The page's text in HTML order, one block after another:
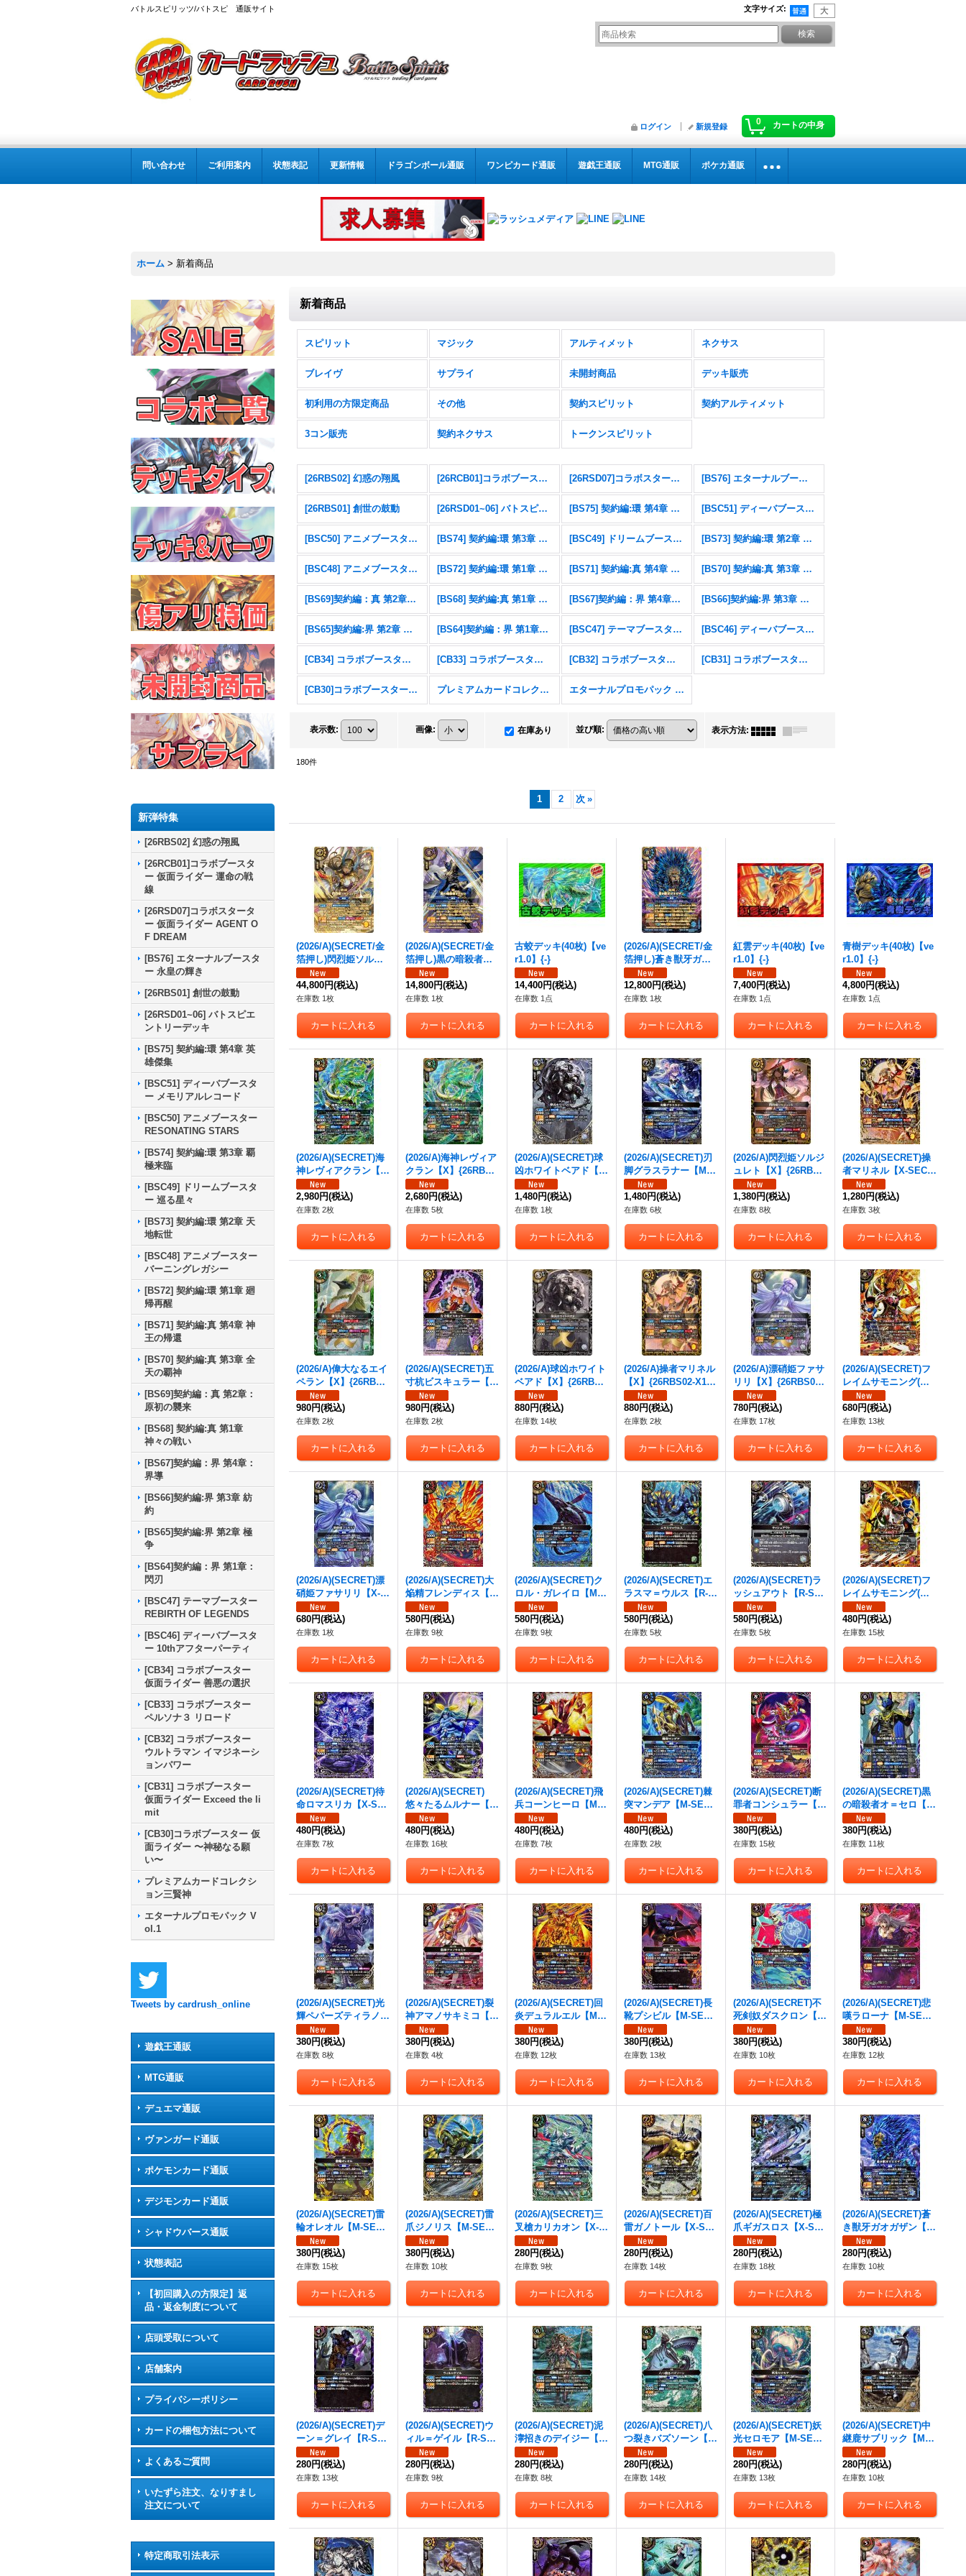
バトルスピリッツ/バトスピ 通販サイト 文字サイズ:
0 カートの中身
ログイン 新規登録
問い合わせ ご利用案内 状態表記 更新情報 ドラゴンボール通販 ワンピカード通販 遊戯王通販 MTG通販 ポケカ通販
ホーム > 新着商品
新弾特集
[26RBS02] 幻惑の翔風
[26RCB01]コラボブースタ
ー 仮面ライダー 運命の戦
線
[26RSD07]コラボスタータ
ー 仮面ライダー AGENT O
F DREAM
[BS76] エターナルブースタ
ー 永皇の輝き
[26RBS01] 創世の鼓動
[26RSD01~06] バトスピエ
ントリーデッキ
[BS75] 契約編:環 第4章 英
雄傑集
[BSC51] ディーバブースタ
ー メモリアルレコード
[BSC50] アニメブースター
RESONATING STARS
[BS74] 契約編:環 第3章 覇
極来臨
[BSC49] ドリームブースタ
ー 巡る星々
[BS73] 契約編:環 第2章 天
地転世
[BSC48] アニメブースター
バーニングレガシー
[BS72] 契約編:環 第1章 廻
帰再醒
[BS71] 契約編:真 第4章 神
王の帰還
[BS70] 契約編:真 第3章 全
天の覇神
[BS69]契約編：真 第2章：
原初の襲来
[BS68] 契約編:真 第1章
神々の戦い
[BS67]契約編：界 第4章：
界導
[BS66]契約編:界 第3章 紡
約
[BS65]契約編:界 第2章 極
争
[BS64]契約編：界 第1章：
閃刃
[BSC47] テーマブースター
REBIRTH OF LEGENDS
[BSC46] ディーバブースタ
ー 10thアフターパーティ
[CB34] コラボブースター
仮面ライダー 善悪の選択
[CB33] コラボブースター
ペルソナ３ リロード
[CB32] コラボブースター
ウルトラマン イマジネーシ
ョンパワー
[CB31] コラボブースター
仮面ライダー Exceed the li
mit
[CB30]コラボブースター 仮
面ライダー 〜神秘なる願
い〜
プレミアムカードコレクシ
ョン三賢神
エターナルプロモパック V
ol.1
Tweets by cardrush_online
遊戯王通販
MTG通販
デュエマ通販
ヴァンガード通販
ポケモンカード通販
デジモンカード通販
シャドウバース通販
状態表記
【初回購入の方限定】返
品・返金制度について
店頭受取について
店舗案内
プライバシーポリシー
カードの梱包方法について
よくあるご質問
いたずら注文、なりすまし
注文について
特定商取引法表示
新着商品
スピリット マジック アルティメット ネクサス
ブレイヴ サプライ 未開封商品 デッキ販売
初利用の方限定商品 その他 契約スピリット 契約アルティメット
3コン販売 契約ネクサス トークンスピリット
[26RBS02] 幻惑の翔風 [26RCB01]コラボブースター 仮面ライダー 運命の戦線 [26RSD07]コラボスターター 仮面ライダー AGENT OF DREAM [BS76] エターナルブースター 永皇の輝き
[26RBS01] 創世の鼓動 [26RSD01~06] バトスピエントリーデッキ [BS75] 契約編:環 第4章 英雄傑集 [BSC51] ディーバブースター メモリアルレコード
[BSC50] アニメブースター RESONATING STARS [BS74] 契約編:環 第3章 覇極来臨 [BSC49] ドリームブースター 巡る星々 [BS73] 契約編:環 第2章 天地転世
[BSC48] アニメブースター バーニングレガシー [BS72] 契約編:環 第1章 廻帰再醒 [BS71] 契約編:真 第4章 神王の帰還 [BS70] 契約編:真 第3章 全天の覇神
[BS69]契約編：真 第2章：原初の襲来 [BS68] 契約編:真 第1章 神々の戦い [BS67]契約編：界 第4章：界導 [BS66]契約編:界 第3章 紡約
[BS65]契約編:界 第2章 極争 [BS64]契約編：界 第1章：閃刃 [BSC47] テーマブースター REBIRTH OF LEGENDS [BSC46] ディーバブースター 10thアフターパーティ
[CB34] コラボブースター 仮面ライダー 善悪の選択 [CB33] コラボブースター ペルソナ３ リロード [CB32] コラボブースター ウルトラマン イマジネーションパワー [CB31] コラボブースター 仮面ライダー Exceed the limit
[CB30]コラボブースター 仮面ライダー 〜神秘なる願い〜 プレミアムカードコレクション三賢神 エターナルプロモパック Vol.1
表示数: 画像: 在庫あり 並び順: 表示方法:
180件
1 2 次 »
(2026/A)(SECRET/金
箔押し)閃烈姫ソルジ
ュレト【X-SEC】{26
RBS02-X14}《黄》
44,800円(税込)
在庫数 1枚
(2026/A)(SECRET/金
箔押し)黒の暗殺者オ
＝セロ【X-SEC】{26
RBS02-X06}《紫》
14,800円(税込)
在庫数 1枚
古蛟デッキ(40枚)【ve
r1.0】{-}
14,400円(税込)
在庫数 1点
(2026/A)(SECRET/金
箔押し)蒼き獣牙ガオ
ガザン【X-SEC】{26
RBS02-X18}《青》
12,800円(税込)
在庫数 1枚
紅雲デッキ(40枚)【ve
r1.0】{-}
7,400円(税込)
在庫数 1点
青樹デッキ(40枚)【ve
r1.0】{-}
4,800円(税込)
在庫数 1点
(2026/A)(SECRET)海
神レヴィアクラン【X-
SEC】{26RBS02-X0
9}《緑》
2,980円(税込)
在庫数 2枚
(2026/A)海神レヴィア
クラン【X】{26RBS0
2-X09}《緑》
2,680円(税込)
在庫数 5枚
(2026/A)(SECRET)球
凶ホワイトベアド【X-
SEC】{26RBS02-X1
0}《白》
1,480円(税込)
在庫数 1枚
(2026/A)(SECRET)刃
脚グラスラナー【M-S
EC】{26RBS02-047}
《白》
1,480円(税込)
在庫数 6枚
(2026/A)閃烈姫ソルジ
ュレト【X】{26RBS0
2-X14}《黄》
1,380円(税込)
在庫数 8枚
(2026/A)(SECRET)操
者マリネル【X-SEC】
{26RBS02-X13}《黄》
1,280円(税込)
在庫数 3枚
(2026/A)偉大なるエイ
ペラン【X】{26RBS0
2-X07}《緑》
980円(税込)
在庫数 2枚
(2026/A)(SECRET)五
寸杭ビスキュラー【M
-SEC】{26RBS02-05
9}《黄》
980円(税込)
在庫数 2枚
(2026/A)球凶ホワイト
ベアド【X】{26RBS0
2-X10}《白》
880円(税込)
在庫数 14枚
(2026/A)操者マリネル
【X】{26RBS02-X13}
《黄》
880円(税込)
在庫数 2枚
(2026/A)漂硝姫ファサ
リリ【X】{26RBS02-
X12}《白》
780円(税込)
在庫数 17枚
(2026/A)(SECRET)フ
レイムサモニング(ハ
ジメ&ロードドラゴン
バゼルイラスト)【R-S
EC】{26RBS02-087}
《赤》
680円(税込)
在庫数 13枚
(2026/A)(SECRET)漂
硝姫ファサリリ【X-S
EC】{26RBS02-X12}
《白》
680円(税込)
在庫数 1枚
(2026/A)(SECRET)大
焔精フレンディス【X-
SEC】{26RBS02-X0
2}《赤》
580円(税込)
在庫数 9枚
(2026/A)(SECRET)ク
ロル・ガレイロ【M-S
EC】{26RBS02-029}
《緑》
580円(税込)
在庫数 9枚
(2026/A)(SECRET)エ
ラスマ＝ウルス【R-S
EC】{26RBS02-032}
《緑》
580円(税込)
在庫数 5枚
(2026/A)(SECRET)ラ
ッシュアウト【R-SE
C】{26RBS02-090}
《白》
580円(税込)
在庫数 5枚
(2026/A)(SECRET)フ
レイムサモニング(テ
ガマル&ムサシードア
シュライガーイラス
ト)【R-SEC】{26RBS
02-087}《赤》
480円(税込)
在庫数 15枚
(2026/A)(SECRET)待
命ロマスリカ【X-SE
C】{26RBS02-X04}
《紫》
480円(税込)
在庫数 7枚
(2026/A)(SECRET)
悠々たるムルナー【X-
SEC】{26RBS02-X0
5}《紫》
480円(税込)
在庫数 16枚
(2026/A)(SECRET)飛
兵コーンヒーロ【M-S
EC】{26RBS02-005}
《赤》
480円(税込)
在庫数 7枚
(2026/A)(SECRET)棘
突マンデア【M-SE
C】{26RBS02-070}
《青》
480円(税込)
在庫数 2枚
(2026/A)(SECRET)断
罪者コンシュラー【X-
SEC】{26RBS02-X0
3}《赤》
380円(税込)
在庫数 15枚
(2026/A)(SECRET)黒
の暗殺者オ＝セロ【X-
SEC】{26RBS02-X0
6}《紫》
380円(税込)
在庫数 11枚
(2026/A)(SECRET)光
輝ペパーズティラノ
【X-SEC】{26RBS02-
X11}《白》
380円(税込)
在庫数 8枚
(2026/A)(SECRET)裂
神アマノサキミコ【M
-SEC】{26RBS02-01
0}《赤》
380円(税込)
在庫数 4枚
(2026/A)(SECRET)回
炎デュラルエル【M-S
EC】{26RBS02-012}
《赤》
380円(税込)
在庫数 12枚
(2026/A)(SECRET)長
靴プシビル【M-SE
C】{26RBS02-016}
《紫》
380円(税込)
在庫数 13枚
(2026/A)(SECRET)不
死剣奴ダスクロン【M
-SEC】{26RBS02-02
1}《紫》
380円(税込)
在庫数 10枚
(2026/A)(SECRET)悲
嘆ラローナ【M-SE
C】{26RBS02-023}
《紫》
380円(税込)
在庫数 12枚
(2026/A)(SECRET)雷
輪オレオル【M-SE
C】{26RBS02-053}
《黄》
380円(税込)
在庫数 15枚
(2026/A)(SECRET)雷
爪ジノリス【M-SE
C】{26RBS02-054}
《黄》
380円(税込)
在庫数 10枚
(2026/A)(SECRET)三
叉槍カリカオン【X-S
EC】{26RBS02-X08}
《緑》
280円(税込)
在庫数 9枚
(2026/A)(SECRET)百
雷ガノトール【X-SE
C】{26RBS02-X15}
《黄》
280円(税込)
在庫数 14枚
(2026/A)(SECRET)極
爪ギガスロス【X-SE
C】{26RBS02-X17}
《青》
280円(税込)
在庫数 18枚
(2026/A)(SECRET)蒼
き獣牙ガオガザン【X-
SEC】{26RBS02-X1
8}《青》
280円(税込)
在庫数 10枚
(2026/A)(SECRET)デ
ーン＝グレイ【R-SE
C】{26RBS02-017}
《紫》
280円(税込)
在庫数 13枚
(2026/A)(SECRET)ウ
ィル＝ゲイル【R-SE
C】{26RBS02-019}
《紫》
280円(税込)
在庫数 9枚
(2026/A)(SECRET)泥
濘招きのデイジー【M
-SEC】{26RBS02-03
3}《緑》
280円(税込)
在庫数 8枚
(2026/A)(SECRET)八
つ裂きバズソーン【M
-SEC】{26RBS02-03
4}《緑》
280円(税込)
在庫数 14枚
(2026/A)(SECRET)妖
光セロモア【M-SE
C】{26RBS02-036}
《緑》
280円(税込)
在庫数 13枚
(2026/A)(SECRET)中
継鹿サブリック【M-S
EC】{26RBS02-042}
《白》
280円(税込)
在庫数 10枚